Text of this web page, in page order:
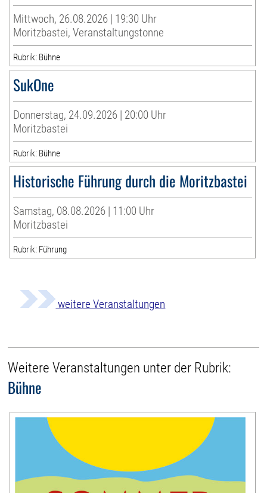
Mittwoch, 26.08.2026 | 19:30 Uhr
Moritzbastei, Veranstaltungstonne
Rubrik: Bühne
SukOne
Donnerstag, 24.09.2026 | 20:00 Uhr
Moritzbastei
Rubrik: Bühne
Historische Führung durch die Moritzbastei
Samstag, 08.08.2026 | 11:00 Uhr
Moritzbastei
Rubrik: Führung
weitere Veranstaltungen
Weitere Veranstaltungen unter der Rubrik:
Bühne